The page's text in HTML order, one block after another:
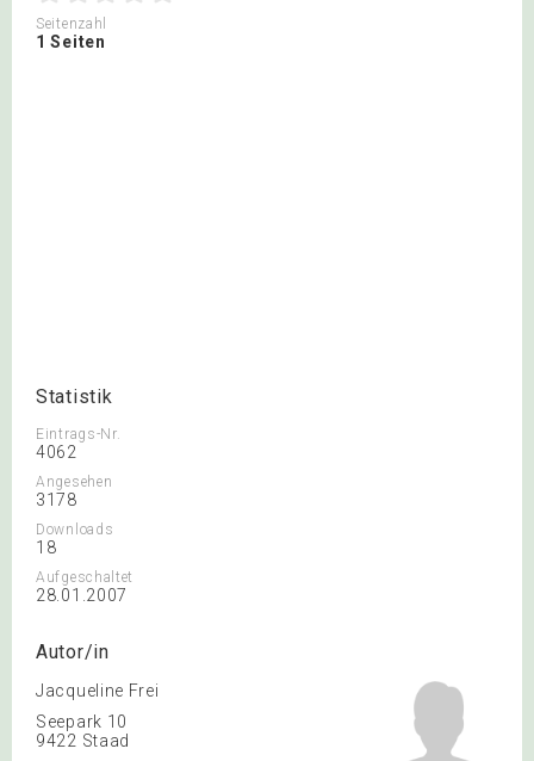
Seitenzahl
1 Seiten
Statistik
Eintrags-Nr.
4062
Angesehen
3178
Downloads
18
Aufgeschaltet
28.01.2007
Autor/in
Jacqueline Frei
Seepark 10
9422 Staad